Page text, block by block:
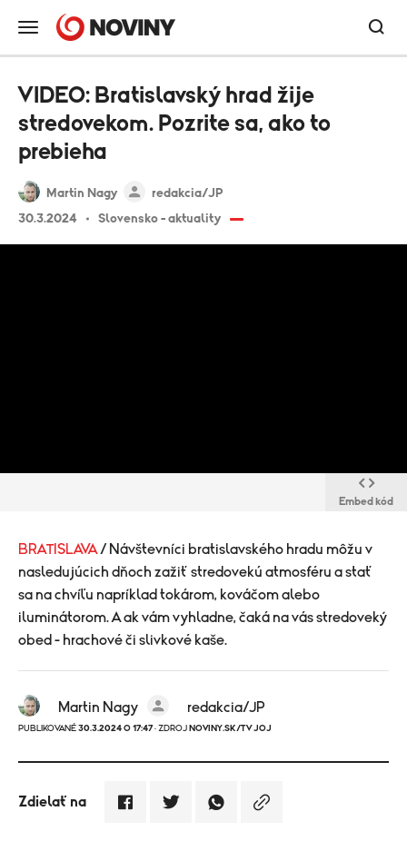
Martin Nagy
redakcia/JP
30.3.2024
Slovensko - aktuality
VIDEO: Bratislavský hrad žije
stredovekom. Pozrite sa, ako to
prebieha
Embed kód
BRATISLAVA / Návštevníci bratislavského hradu môžu v
nasledujúcich dňoch zažiť stredovekú atmosféru a stať
sa na chvíľu napríklad tokárom, kováčom alebo
iluminátorom. A ak vám vyhladne, čaká na vás stredoveký
obed - hrachové či slivkové kaše.
Martin Nagy redakcia/JP
PUBLIKOVANÉ 30.3.2024 O 17:47 · ZDROJ NOVINY.SK/TV JOJ
Zdielať na